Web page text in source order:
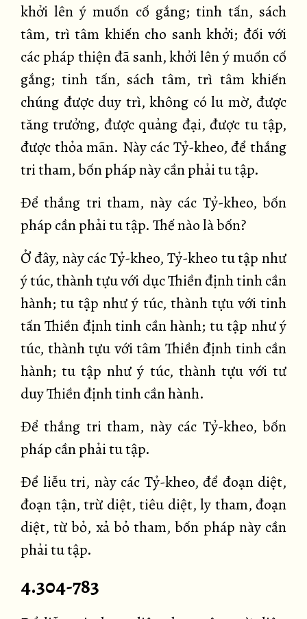
khởi lên ý muốn cố gắng; tinh tấn, sách
tâm, trì tâm khiến cho sanh khởi; đối với
các pháp thiện đã sanh, khởi lên ý muốn cố
gắng; tinh tấn, sách tâm, trì tâm khiến
chúng được duy trì, không có lu mờ, được
tăng trưởng, được quảng đại, được tu tập,
được thỏa mãn. Này các Tỷ-kheo, để thắng
tri tham, bốn pháp này cần phải tu tập.
Để thắng tri tham, này các Tỷ-kheo, bốn
pháp cần phải tu tập. Thế nào là bốn?
Ở đây, này các Tỷ-kheo, Tỷ-kheo tu tập như
ý túc, thành tựu với dục Thiền định tinh cần
hành; tu tập như ý túc, thành tựu với tinh
tấn Thiền định tinh cần hành; tu tập như ý
túc, thành tựu với tâm Thiền định tinh cần
hành; tu tập như ý túc, thành tựu với tư
duy Thiền định tinh cần hành.
Để thắng tri tham, này các Tỷ-kheo, bốn
pháp cần phải tu tập.
Để liễu tri, này các Tỷ-kheo, để đoạn diệt,
đoạn tận, trừ diệt, tiêu diệt, ly tham, đoạn
diệt, từ bỏ, xả bỏ tham, bốn pháp này cần
phải tu tập.
4.304-783